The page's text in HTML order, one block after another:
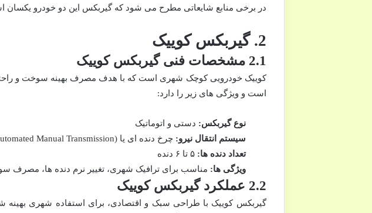
در برخی منابع شایعاتی مطرح می شود که گیربکس این دو خودرو یکسان
2. گیربکس کوییک
2.1 مشخصات فنی گیربکس کوییک
است و ویژگی های زیر را دارد:
نوع گیربکس: دستی و اتوماتیک
سیستم انتقال نیرو: چرخ دنده ای یا AMT (Automated Manual Transmission)
تعداد دنده ها: ۵ تا ۶ دنده
ویژگی ها: مناسب برای ترافیک شهری، تغییر نرم دنده ها، مصرف
2.2 عملکرد گیربکس کوییک